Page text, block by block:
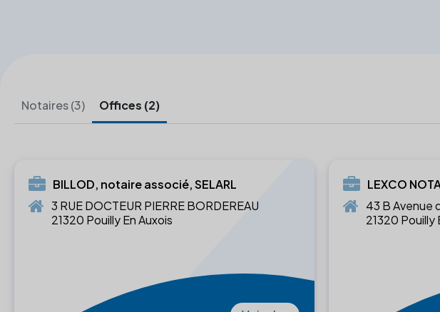
Notaires (3) Offices (2)
BILLOD, notaire associé, SELARL
3 RUE DOCTEUR PIERRE BORDEREAU
21320 Pouilly En Auxois
LEXCO
43 B Avenue
21320 Pouilly